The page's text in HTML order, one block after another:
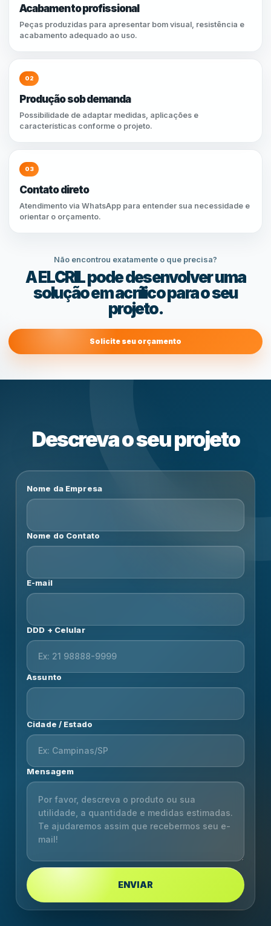
Acabamento profissional
Peças produzidas para apresentar bom visual, resistência e
acabamento adequado ao uso.
02
Produção sob demanda
Possibilidade de adaptar medidas, aplicações e
características conforme o projeto.
03
Contato direto
Atendimento via WhatsApp para entender sua necessidade e
orientar o orçamento.
Não encontrou exatamente o que precisa?
A ELCRIL pode desenvolver uma
solução em acrílico para o seu
projeto.
Solicite seu orçamento
Descreva o seu projeto
Nome da Empresa
Nome do Contato
E-mail
DDD + Celular
Assunto
Cidade / Estado
Mensagem
ENVIAR